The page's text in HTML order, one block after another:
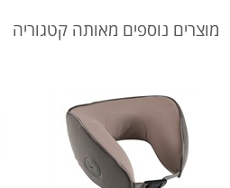
מוצרים נוספים מאותה קטגוריה